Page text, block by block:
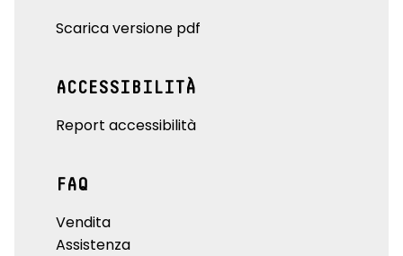
Scarica versione pdf
ACCESSIBILITÀ
Report accessibilità
FAQ
Vendita
Assistenza